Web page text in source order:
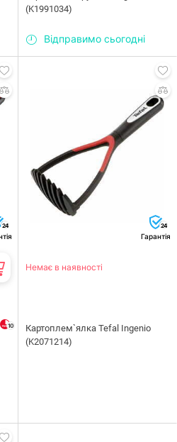
(K1991034)
Відправимо сьогодні
24
10
24
Гарантія
Немає в наявності
Картоплем`ялка Tefal Ingenio
(K2071214)